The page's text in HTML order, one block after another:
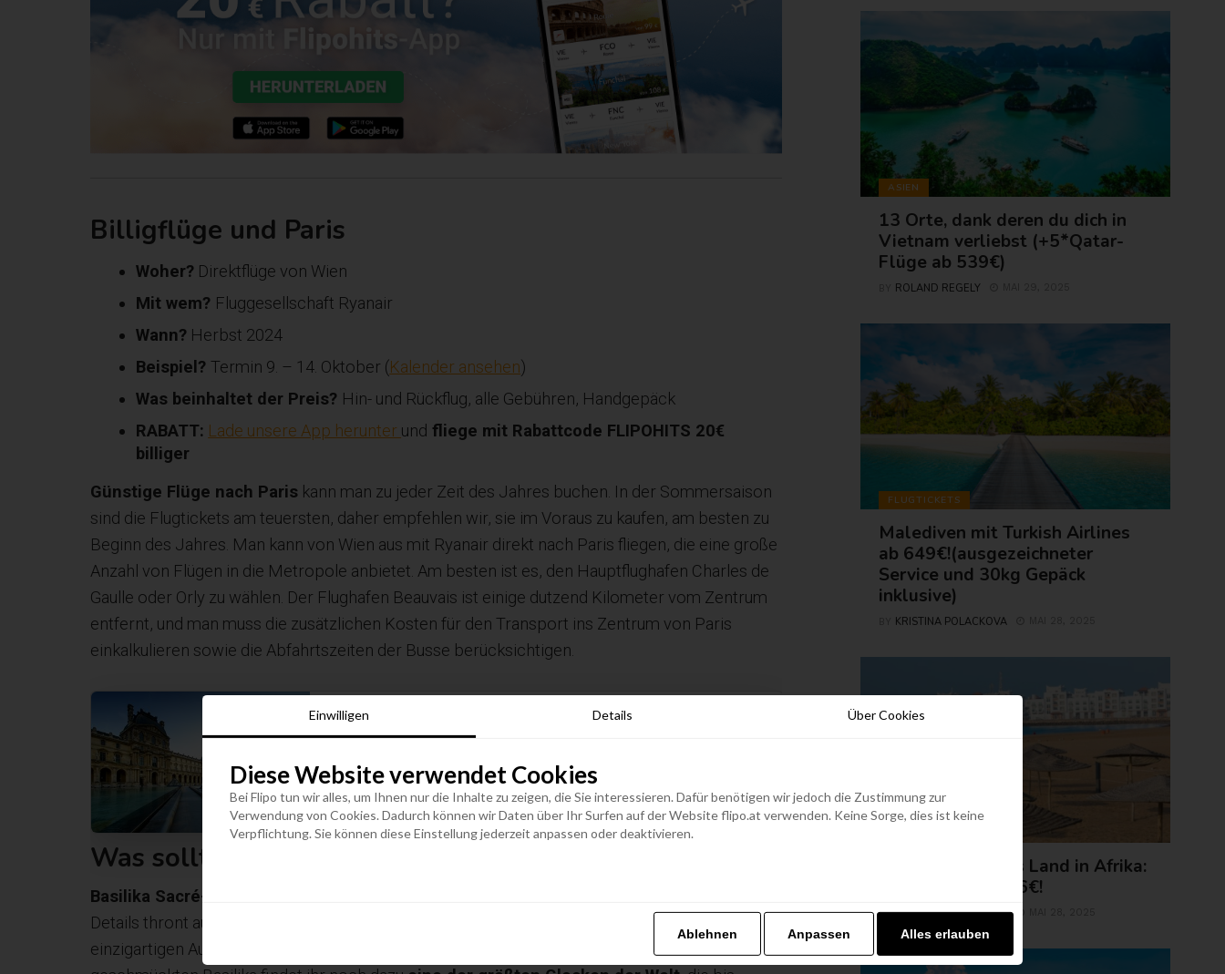
Billigflüge und Paris
Woher? Direktflüge von Wien
Mit wem? Fluggesellschaft Ryanair
Wann? Herbst 2024
Beispiel?Termin 9. – 14. Oktober (Kalender ansehen)
Was beinhaltet der Preis? Hin- und Rückflug, alle Gebühren, Handgepäck
RABATT: Lade unsere App herunter und fliege mit Rabattcode FLIPOHITS 20€
billiger
Günstige Flüge nach Paris kann man zu jeder Zeit des Jahres buchen. In der Sommersaison
sind die Flugtickets am teuersten, daher empfehlen wir, sie im Voraus zu kaufen, am besten zu
Beginn des Jahres. Man kann von Wien aus mit Ryanair direkt nach Paris fliegen, die eine große
Anzahl von Flügen in die Metropole anbietet. Am besten ist es, den Hauptflughafen Charles de
Gaulle oder Orly zu wählen. Der Flughafen Beauvais ist einige dutzend Kilometer vom Zentrum
entfernt, und man muss die zusätzlichen Kosten für den Transport ins Zentrum von Paris
einkalkulieren sowie die Abfahrtszeiten der Busse berücksichtigen.
Wien
Direktflüge empfohlen Termine anzeigen
Was sollte man machen, sehen und erleben in Paris
Basilika Sacré-Coeur
Details thront auf dem höchsten Punk der Stadt, dank dessen sie ihren Besuchern einen
einzigartigen Ausblick auf ganz Paris bietet. In der mit dem beeindruckenden Deckenmosaik
ASIEN
13 Orte, dank deren du dich in
Vietnam verliebst (+5*Qatar-
Flüge ab 539€)
ROLAND REGELY
FLUGTICKETS
Malediven mit Turkish Airlines
ab 649€!(ausgezeichneter
Service und 30kg Gepäck
inklusive)
KRISTINA POLACKOVA
Erlebe exotisches Land in Afrika:
Agadir jetzt ab 56€!
BYKRISTINA POLACKOVA
Einwilligen Details Über Cookies
Diese Website verwendet Cookies
Bei Flipo tun wir alles, um Ihnen nur die Inhalte zu zeigen, die Sie interessieren. Dafür benötigen wir jedoch die Zustimmung zur
Verwendung von Cookies. Dadurch können wir Daten über Ihr Surfen auf der Website flipo.at verwenden. Keine Sorge, dies ist keine
Verpflichtung. Sie können diese Einstellung jederzeit anpassen oder deaktivieren.
Ablehnen Anpassen Alles erlauben